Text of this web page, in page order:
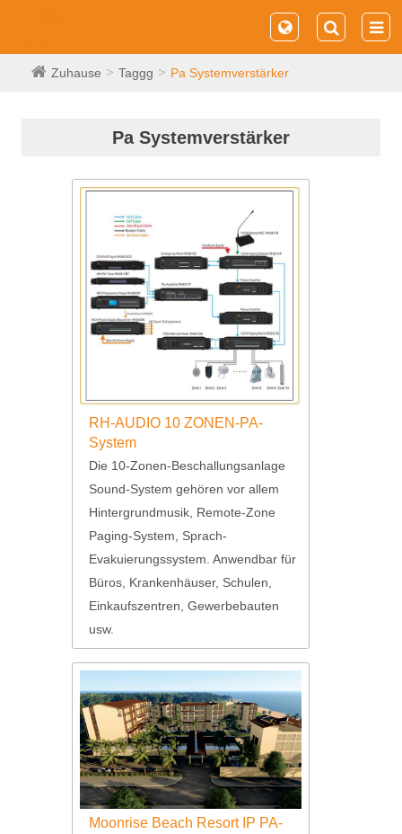
Zuhause Taggg Pa Systemverstärker
Pa Systemverstärker
RH-AUDIO 10 ZONEN-PA-
System
Die 10-Zonen-Beschallungsanlage
Sound-System gehören vor allem
Hintergrundmusik, Remote-Zone
Paging-System, Sprach-
Evakuierungssystem. Anwendbar für
Büros, Krankenhäuser, Schulen,
Einkaufszentren, Gewerbebauten
usw.
Moonrise Beach Resort IP PA-